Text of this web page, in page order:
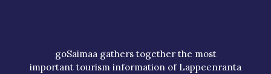
goSaimaa gathers together the most
important tourism information of Lappeenranta